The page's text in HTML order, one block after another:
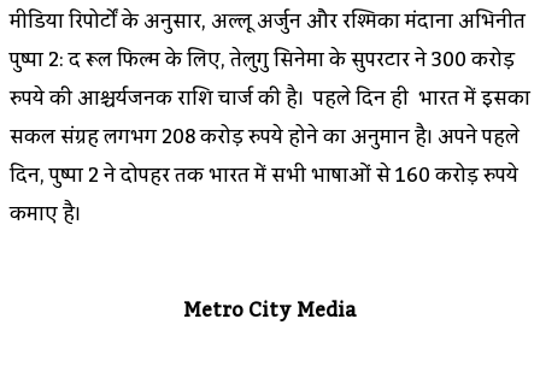
मीडिया रिपोर्टों के अनुसार, अल्लू अर्जुन और रश्मिका मंदाना अभिनीत
पुष्पा 2: द रूल फिल्म के लिए, तेलुगु सिनेमा के सुपरस्टार ने 300 करोड़
रुपये की आश्चर्यजनक राशि चार्ज की है। पहले दिन ही भारत में इसका
सकल संग्रह लगभग 208 करोड़ रुपये होने का अनुमान है। अपने पहले
दिन, पुष्पा 2 ने दोपहर तक भारत में सभी भाषाओं से 160 करोड़ रुपये
कमाए है।
Metro City Media